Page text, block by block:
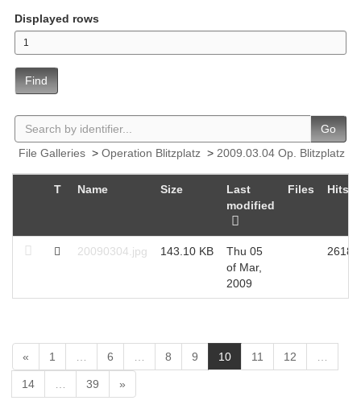
Displayed rows
Find
Go
File Galleries > Operation Blitzplatz > 2009.03.04 Op. Blitzplatz
T Name Size
Last
modified
Files Hits
20090304.jpg 143.10 KB
Thu 05
of Mar,
2009
2618
« 1 6 8 9 10(
c
11 12
14 39 »